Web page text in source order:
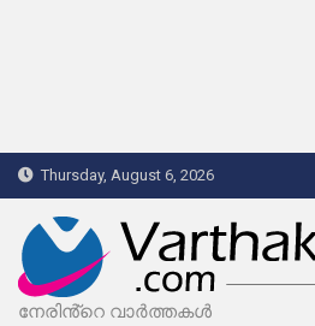
Skip
to
content
Thursday, August 6, 2026
നേരിൻ്റെ വാർത്തകൾ